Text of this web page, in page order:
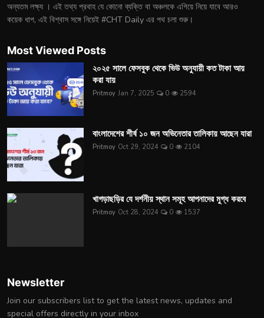
অন্যতম লক্ষ্য । এই তথ্য প্রবাহ যে কোনো ব্যক্তি বা অঞ্চলকে এগিয়ে নিয়ে যাবে আরও
কয়েক ধাপ, এই বিশ্বাস সঙ্গে নিয়েই #CHT Daily এর পথ চলা শুরু।
Most Viewed Posts
২০২৫ সালে ফেসবুক থেকে ভিউ অনুযায়ী কত টাকা আয়
করা যায়
Pritmoy Jan 7, 2025 0 2594
বাংলাদেশের শীর্ষ ১০ জন অভিনেতার তালিকায় আছেন যারা
Pritmoy Oct 29, 2024 0 2104
খাগড়াছড়ির যে দর্শনীয় স্থান সমূহ আপনাদের মুগ্ধ করবে
Pritmoy Oct 28, 2024 0 1537
Newsletter
Join our subscribers list to get the latest news, updates and
special offers directly in your inbox